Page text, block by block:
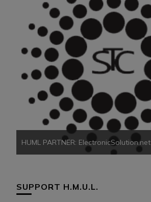
HUML PARTNER: ElectronicSolution.net
SUPPORT H.M.U.L.